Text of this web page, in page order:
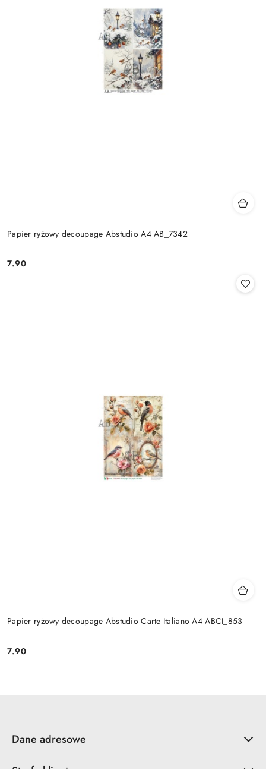
Papier ryżowy decoupage Abstudio A4 AB_7342
Cena:
7.90
Papier ryżowy decoupage Abstudio Carte Italiano A4 ABCI_853
Cena:
7.90
Dane adresowe